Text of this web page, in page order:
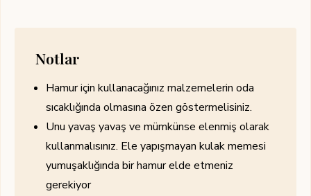
Notlar
Hamur için kullanacağınız malzemelerin oda
sıcaklığında olmasına özen göstermelisiniz.
Unu yavaş yavaş ve mümkünse elenmiş olarak
kullanmalısınız. Ele yapışmayan kulak memesi
yumuşaklığında bir hamur elde etmeniz
gerekiyor